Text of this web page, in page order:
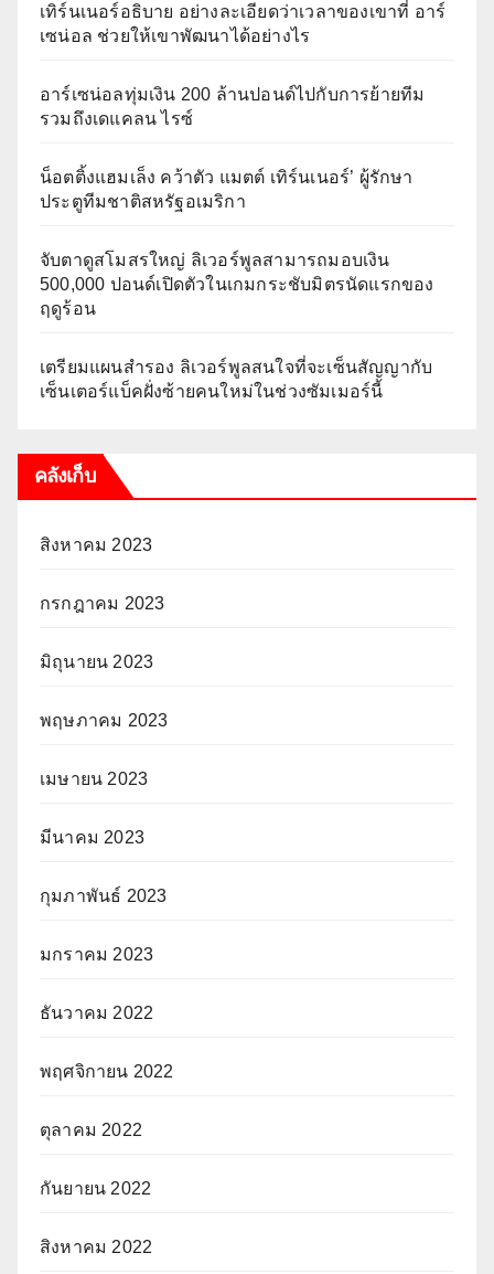
เทิร์นเนอร์อธิบาย อย่างละเอียดว่าเวลาของเขาที่ อาร์
เซน่อล ช่วยให้เขาพัฒนาได้อย่างไร
อาร์เซน่อลทุ่มเงิน 200 ล้านปอนด์ไปกับการย้ายทีม
รวมถึงเดแคลน ไรซ์
น็อตติ้งแฮมเล็ง คว้าตัว แมตต์ เทิร์นเนอร์’ ผู้รักษา
ประตูทีมชาติสหรัฐอเมริกา
จับตาดูสโมสรใหญ่ ลิเวอร์พูลสามารถมอบเงิน
500,000 ปอนด์เปิดตัวในเกมกระชับมิตรนัดแรกของ
ฤดูร้อน
เตรียมแผนสำรอง ลิเวอร์พูลสนใจที่จะเซ็นสัญญากับ
เซ็นเตอร์แบ็คฝั่งซ้ายคนใหม่ในช่วงซัมเมอร์นี้
คลังเก็บ
สิงหาคม 2023
กรกฎาคม 2023
มิถุนายน 2023
พฤษภาคม 2023
เมษายน 2023
มีนาคม 2023
กุมภาพันธ์ 2023
มกราคม 2023
ธันวาคม 2022
พฤศจิกายน 2022
ตุลาคม 2022
กันยายน 2022
สิงหาคม 2022